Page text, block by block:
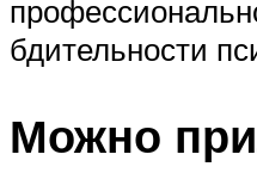
бдительности
Можно